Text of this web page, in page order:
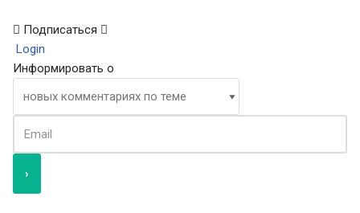
Подписаться
Login
Информировать о